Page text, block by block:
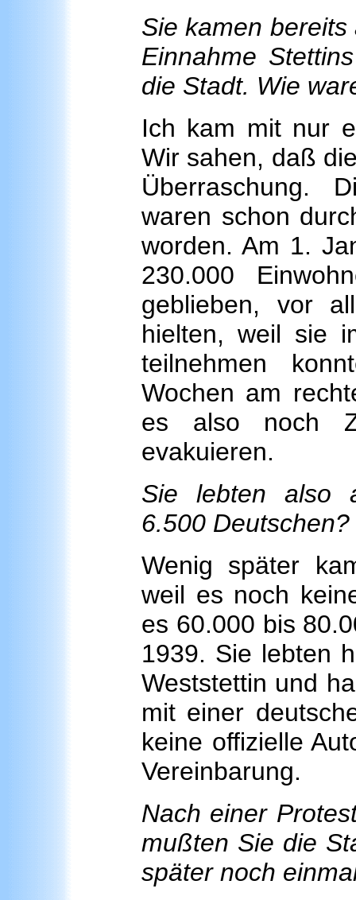
Sie kamen
Einnahme
die Stadt. Wie
Ich kam mit nur
Wir sahen, daß
Überraschung.
waren schon
worden. Am 1.
230.000
geblieben, vor
hielten, weil sie
teilnehmen
Wochen am
es also noch
evakuieren.
Sie lebten also
6.500 Deutschen?
Wenig später
weil es noch
es 60.000 bis
1939. Sie lebten
Weststettin und
mit einer
keine offizielle
Vereinbarung.
Nach einer
mußten Sie die
später noch